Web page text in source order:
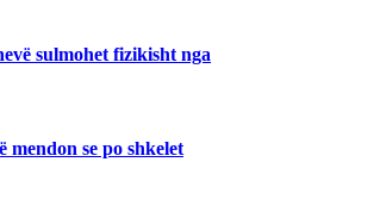
sulmohet fizikisht nga
mendon se po shkelet